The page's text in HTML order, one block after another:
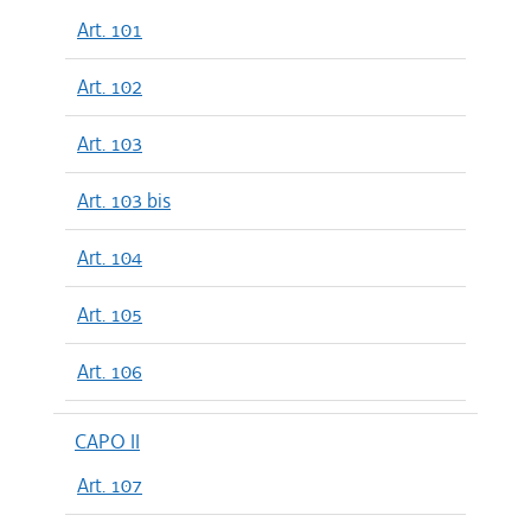
Art. 101
Art. 102
Art. 103
Art. 103 bis
Art. 104
Art. 105
Art. 106
CAPO II
Art. 107